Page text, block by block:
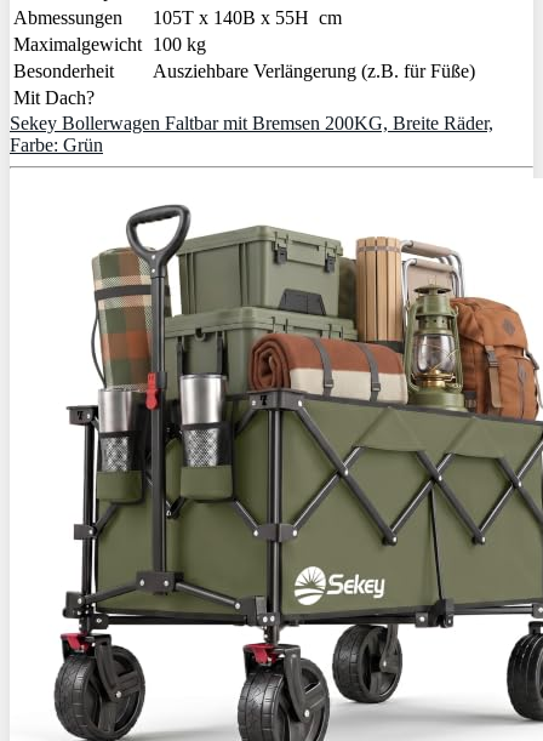
Abmessungen
105T x 140B x 55H cm
Maximalgewicht 100 kg
Besonderheit
Ausziehbare Verlängerung (z.B. für Füße)
Mit Dach?
Sekey Bollerwagen Faltbar mit Bremsen 200KG, Breite Räder,
Farbe: Grün